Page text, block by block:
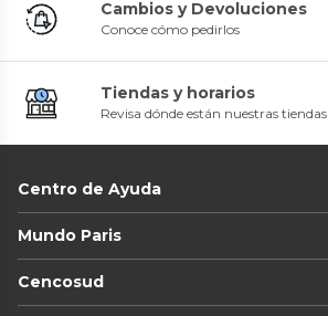
Cambios y Devoluciones
Conoce cómo pedirlos
Tiendas y horarios
Revisa dónde están nuestras tiendas
Centro de Ayuda
Mundo Paris
Cencosud